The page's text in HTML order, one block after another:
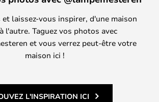
et laissez-vous inspirer, d'une maison
l'autre. Taguez vos photos avec
et vous verrez peut-être votre
maison ici !
L'INSPIRATION ICI